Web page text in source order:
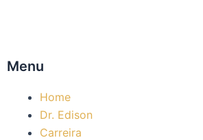
Menu
Home
Dr. Edison
Carreira